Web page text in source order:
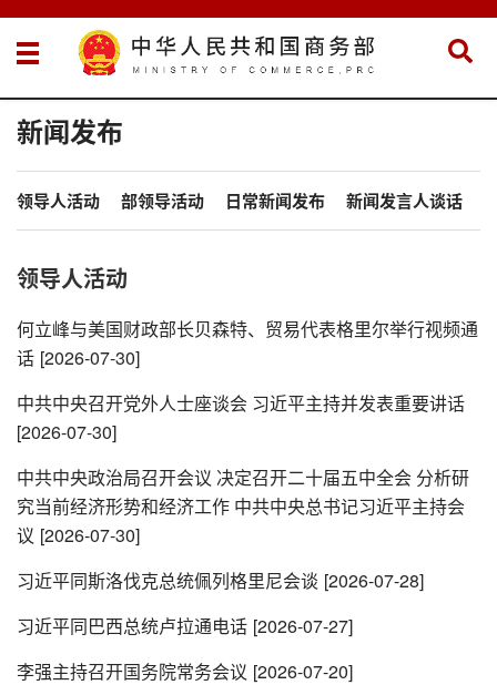
新闻发布
领导人活动 部领导活动 日常新闻发布 新闻发言人谈话
领导人活动
何立峰与美国财政部长贝森特、贸易代表格里尔举行视频通
话 [2026-07-30]
中共中央召开党外人士座谈会 习近平主持并发表重要讲话
[2026-07-30]
中共中央政治局召开会议 决定召开二十届五中全会 分析研
究当前经济形势和经济工作 中共中央总书记习近平主持会
议 [2026-07-30]
习近平同斯洛伐克总统佩列格里尼会谈 [2026-07-28]
习近平同巴西总统卢拉通电话 [2026-07-27]
李强主持召开国务院常务会议 [2026-07-20]